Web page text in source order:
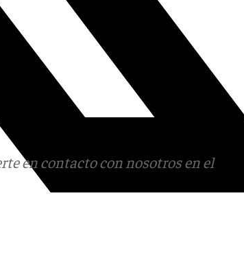
en contacto con nosotros en el